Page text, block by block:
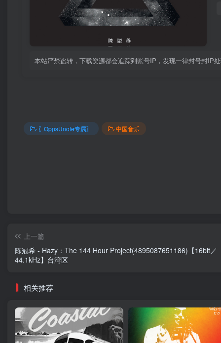
本站严禁盗转，下载资源都会追踪到账号IP，发现一律封号封IP
〖OppsUnote专属〗 中国音乐
上一篇
陈冠希 - Hazy：The 144 Hour Project(4895087651186)【16bit／
44.1kHz】台湾区
相关推荐